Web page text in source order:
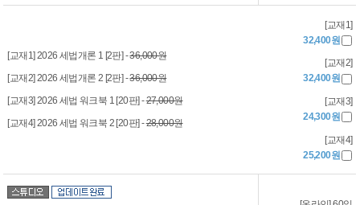
[교재1] 2026 세법개론 1 [2판] -36,000원
[교재2] 2026 세법개론 2 [2판] -36,000원
[교재3] 2026 세법 워크북 1 [20판] -27,000원
[교재4] 2026 세법 워크북 2 [20판] -28,000원
[교재1]
32,400원
[교재2]
32,400원
[교재3]
24,300원
[교재4]
25,200원